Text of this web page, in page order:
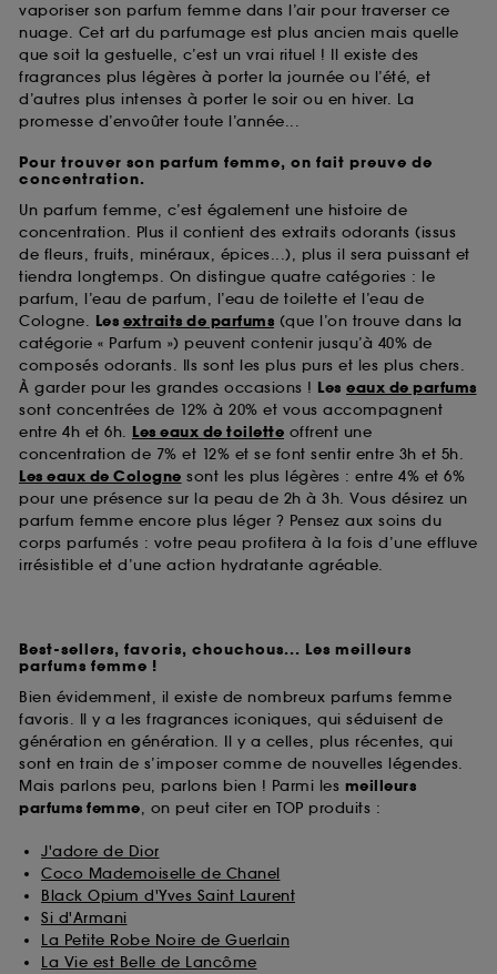
vaporiser son parfum femme dans l’air pour traverser ce
nuage. Cet art du parfumage est plus ancien mais quelle
que soit la gestuelle, c’est un vrai rituel ! Il existe des
fragrances plus légères à porter la journée ou l’été, et
d’autres plus intenses à porter le soir ou en hiver. La
promesse d’envoûter toute l’année...
Pour trouver son parfum femme, on fait preuve de
concentration.
Un parfum femme, c’est également une histoire de
concentration. Plus il contient des extraits odorants (issus
de fleurs, fruits, minéraux, épices...), plus il sera puissant et
tiendra longtemps. On distingue quatre catégories : le
parfum, l’eau de parfum, l’eau de toilette et l’eau de
Cologne. Les extraits de parfums (que l’on trouve dans la
catégorie « Parfum ») peuvent contenir jusqu’à 40% de
composés odorants. Ils sont les plus purs et les plus chers.
À garder pour les grandes occasions ! Les eaux de parfums
sont concentrées de 12% à 20% et vous accompagnent
entre 4h et 6h. Les eaux de toilette offrent une
concentration de 7% et 12% et se font sentir entre 3h et 5h.
Les eaux de Cologne sont les plus légères : entre 4% et 6%
pour une présence sur la peau de 2h à 3h. Vous désirez un
parfum femme encore plus léger ? Pensez aux soins du
corps parfumés : votre peau profitera à la fois d’une effluve
irrésistible et d’une action hydratante agréable.
Best-sellers, favoris, chouchous... Les meilleurs
parfums femme !
Bien évidemment, il existe de nombreux parfums femme
favoris. Il y a les fragrances iconiques, qui séduisent de
génération en génération. Il y a celles, plus récentes, qui
sont en train de s’imposer comme de nouvelles légendes.
Mais parlons peu, parlons bien ! Parmi les meilleurs
parfums femme, on peut citer en TOP produits :
J'adore de Dior
Coco Mademoiselle de Chanel
Black Opium d'Yves Saint Laurent
Si d'Armani
La Petite Robe Noire de Guerlain
La Vie est Belle de Lancôme